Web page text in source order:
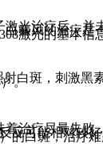
光治疗后，
癜风的治疗
激光的基本信
射白斑，刺激黑
。
治疗尽量失
应可能相对较
的白斑，治疗